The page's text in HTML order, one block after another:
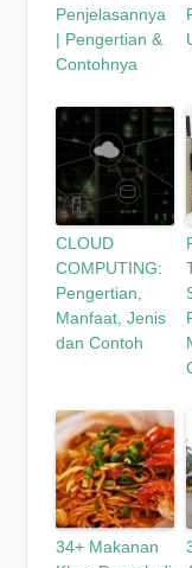
Penjelasannya
| Pengertian &
Contohnya
CLOUD
COMPUTING:
Pengertian,
Manfaat, Jenis
dan Contoh
34+ Makanan